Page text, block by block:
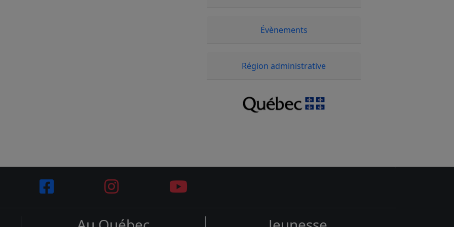
Évènements
Région administrative